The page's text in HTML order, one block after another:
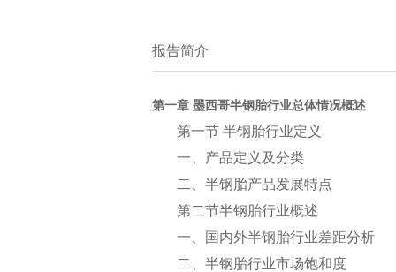
报告简介
第一章 墨西哥半钢胎行业总体情况概述
第一节 半钢胎行业定义
一、产品定义及分类
二、半钢胎产品发展特点
第二节半钢胎行业概述
一、国内外半钢胎行业差距分析
二、半钢胎行业市场饱和度